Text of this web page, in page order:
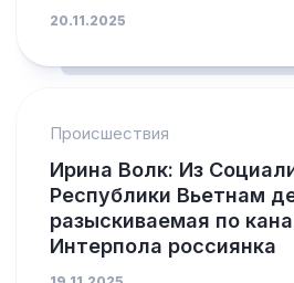
20.11.2025
Происшествия
Ирина Волк: Из
Республики Вьетнам
разыскиваемая по
Интерпола россиянка